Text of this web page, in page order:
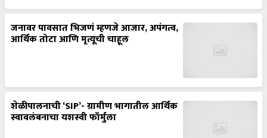
जनावर पावसात भिजणं म्हणजे आजार, अपंगत्व,
आर्थिक तोटा आणि मृत्यूची चाहूल
शेळीपालनाची ‘SIP’- ग्रामीण भागातील आर्थिक
स्वावलंबनाचा यशस्वी फॉर्मुला